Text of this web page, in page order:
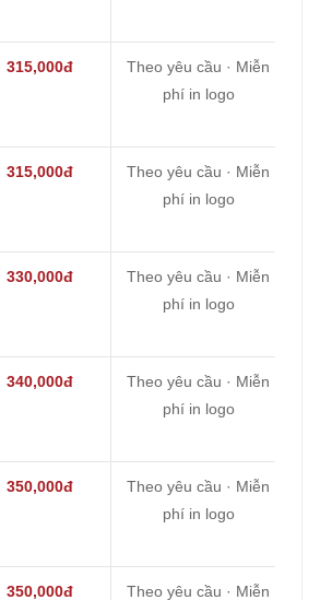
315,000đ
Theo yêu cầu · Miễn
phí in logo
315,000đ
Theo yêu cầu · Miễn
phí in logo
330,000đ
Theo yêu cầu · Miễn
phí in logo
340,000đ
Theo yêu cầu · Miễn
phí in logo
350,000đ
Theo yêu cầu · Miễn
phí in logo
350,000đ
Theo yêu cầu · Miễn